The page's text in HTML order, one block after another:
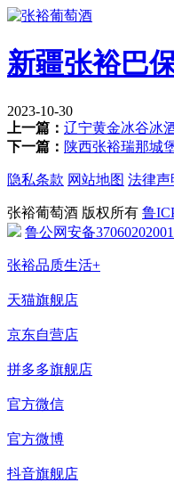
新疆张裕巴
2023-10-30
上一篇： 辽宁黄金冰谷冰
下一篇： 陕西张裕瑞那城
隐私条款 网站地图 法律声
张裕葡萄酒 版权所有 鲁
鲁公网安备
张裕品质生活+
天猫旗舰店
京东自营店
拼多多旗舰店
官方微信
官方微博
抖音旗舰店